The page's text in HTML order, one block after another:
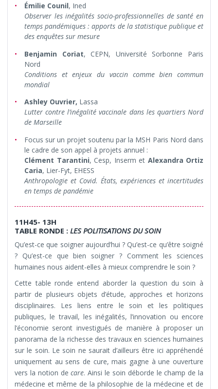
Émilie Counil, Ined
Observer les inégalités socio-professionnelles de santé en
temps pandémiques : apports de la statistique publique et
des enquêtes sur mesure
Benjamin Coriat, CEPN, Université Sorbonne Paris
Nord
Conditions et enjeux du vaccin comme bien commun
mondial
Ashley Ouvrier, Lassa
Lutter contre l’inégalité vaccinale dans les quartiers Nord
de Marseille
Focus sur un projet soutenu par la MSH Paris Nord dans
le cadre de son appel à projets annuel :
Clément Tarantini, Cesp, Inserm et Alexandra Ortiz
Caria, Lier-Fyt, EHESS
Anthropologie et Covid. États, expériences et incertitudes
en temps de pandémie
11H45- 13H
TABLE RONDE : LES POLITISATIONS DU SOIN
Qu’est-ce que soigner aujourd’hui ? Qu’est-ce qu’être soigné
? Qu’est-ce que bien soigner ? Comment les sciences
humaines nous aident-elles à mieux comprendre le soin ?
Cette table ronde entend aborder la question du soin à
partir de plusieurs objets d’étude, approches et horizons
disciplinaires. Les liens entre le soin et les politiques
publiques, le travail, les inégalités, l’innovation ou encore
l’économie seront investigués de manière à proposer un
panorama de la richesse des travaux en sciences humaines
sur le soin. Le soin ne saurait d’ailleurs être ici appréhendé
uniquement au sens de cure, mais gagne à une ouverture
vers la notion decare. Ainsi le soin déborde le champ de la
médecine et même de la philosophie de la médecine et de